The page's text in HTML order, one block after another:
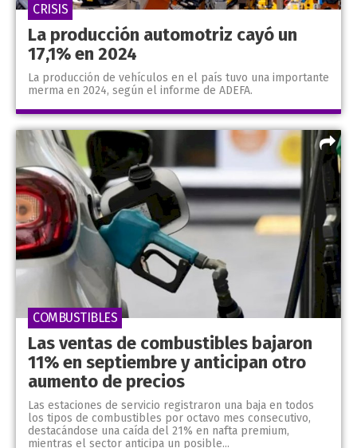
La producción automotriz cayó un
17,1% en 2024
La producción de vehículos en el país tuvo una importante
merma en 2024, según el informe de ADEFA.
CRISIS
Las ventas de combustibles bajaron
11% en septiembre y anticipan otro
aumento de precios
Las estaciones de servicio registraron una baja en todos
los tipos de combustibles por octavo mes consecutivo,
destacándose una caída del 21% en nafta premium,
mientras el sector anticipa un posible...
COMBUSTIBLES